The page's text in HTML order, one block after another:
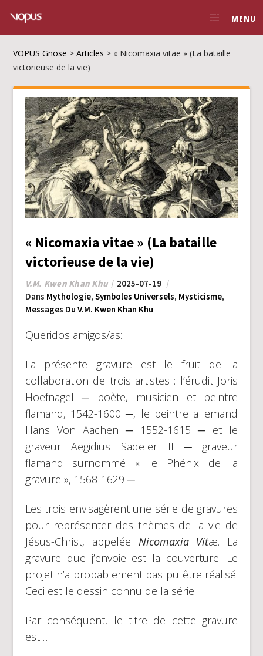
MENU
VOPUS Gnose >Articles > « Nicomaxia vitae » (La bataille
victorieuse de la vie)
« Nicomaxia vitae » (La bataille
victorieuse de la vie)
V.M. Kwen Khan Khu
2025-07-19
Dans Mythologie, Symboles Universels, Mysticisme,
Messages Du V.M. Kwen Khan Khu
Queridos amigos/as:
La présente gravure est le fruit de la
collaboration de trois artistes : l’érudit Joris
Hoefnagel ─ poète, musicien et peintre
flamand, 1542-1600 ─, le peintre allemand
Hans Von Aachen ─ 1552-1615 ─ et le
graveur Aegidius Sadeler II ─ graveur
flamand surnommé « le Phénix de la
gravure », 1568-1629 ─.
Les trois envisagèrent une série de gravures
pour représenter des thèmes de la vie de
Jésus-Christ, appelée Nicomaxia Vitæ. La
gravure que j’envoie est la couverture. Le
projet n’a probablement pas pu être réalisé.
Ceci est le dessin connu de la série.
Par conséquent, le titre de cette gravure
est…